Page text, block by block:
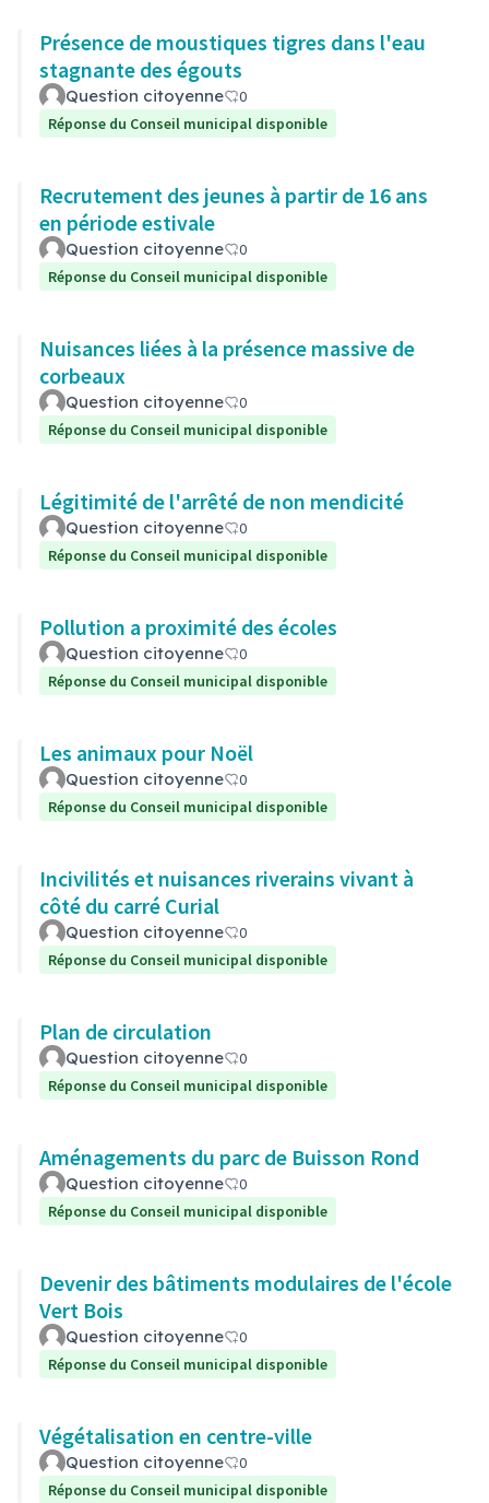
Présence de moustiques tigres dans l'eau
stagnante des égouts
Question citoyenne
0
Réponse du Conseil municipal disponible
Recrutement des jeunes à partir de 16 ans
en période estivale
Question citoyenne
0
Réponse du Conseil municipal disponible
Nuisances liées à la présence massive de
corbeaux
Question citoyenne
0
Réponse du Conseil municipal disponible
Légitimité de l'arrêté de non mendicité
Question citoyenne
0
Réponse du Conseil municipal disponible
Pollution a proximité des écoles
Question citoyenne
0
Réponse du Conseil municipal disponible
Les animaux pour Noël
Question citoyenne
0
Réponse du Conseil municipal disponible
Incivilités et nuisances riverains vivant à
côté du carré Curial
Question citoyenne
0
Réponse du Conseil municipal disponible
Plan de circulation
Question citoyenne
0
Réponse du Conseil municipal disponible
Aménagements du parc de Buisson Rond
Question citoyenne
0
Réponse du Conseil municipal disponible
Devenir des bâtiments modulaires de l'école
Vert Bois
Question citoyenne
0
Réponse du Conseil municipal disponible
Végétalisation en centre-ville
Question citoyenne
0
Réponse du Conseil municipal disponible